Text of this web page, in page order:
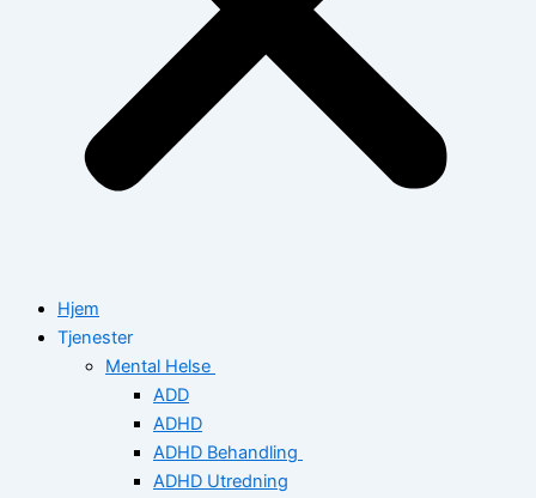
Hjem
Tjenester
Mental Helse
ADD
ADHD
ADHD Behandling
ADHD Utredning